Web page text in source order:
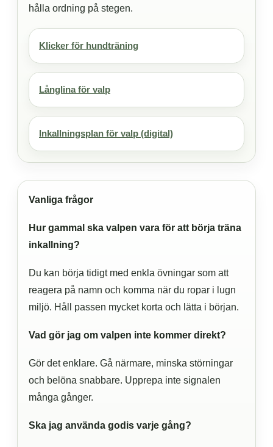
hålla ordning på stegen.
Klicker för hundträning
Långlina för valp
Inkallningsplan för valp (digital)
Vanliga frågor
Hur gammal ska valpen vara för att börja träna
inkallning?
Du kan börja tidigt med enkla övningar som att
reagera på namn och komma när du ropar i lugn
miljö. Håll passen mycket korta och lätta i början.
Vad gör jag om valpen inte kommer direkt?
Gör det enklare. Gå närmare, minska störningar
och belöna snabbare. Upprepa inte signalen
många gånger.
Ska jag använda godis varje gång?